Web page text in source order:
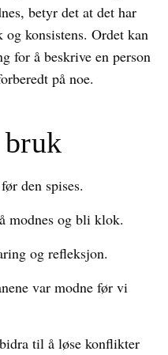
betyr det at det har
og konsistens. Ordet kan
for å beskrive en person
på noe.
den spises.
modnes og bli klok.
og refleksjon.
var modne før vi
til å løse konflikter